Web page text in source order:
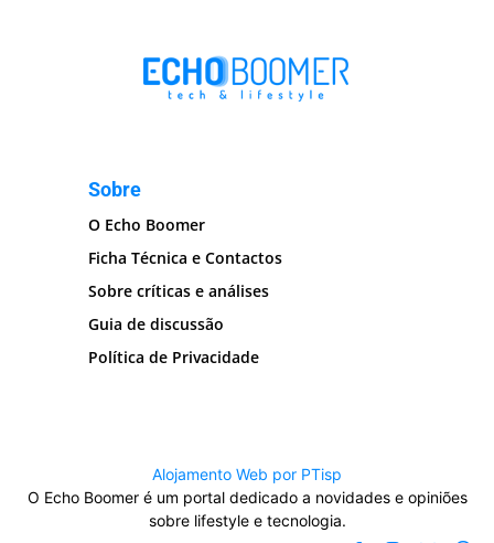
Sobre
O Echo Boomer
Ficha Técnica e Contactos
Sobre críticas e análises
Guia de discussão
Política de Privacidade
Alojamento Web por PTisp
O Echo Boomer é um portal dedicado a novidades e opiniões
sobre lifestyle e tecnologia.